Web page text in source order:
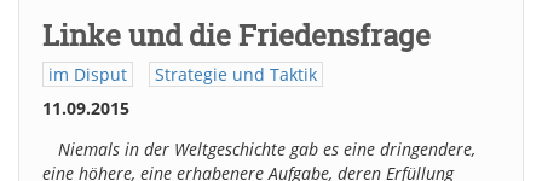
Linke und die Friedensfrage
im Disput
Strategie und Taktik
11.09.2015
Niemals in der Weltgeschichte gab es eine dringendere,
eine höhere, eine erhabenere Aufgabe, deren Erfüllung